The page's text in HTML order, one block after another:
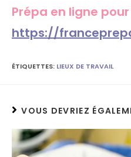
Prépa en ligne pour
https://
ÉTIQUETTES: LIEUX DE TRAVAIL
VOUS DEVRIEZ